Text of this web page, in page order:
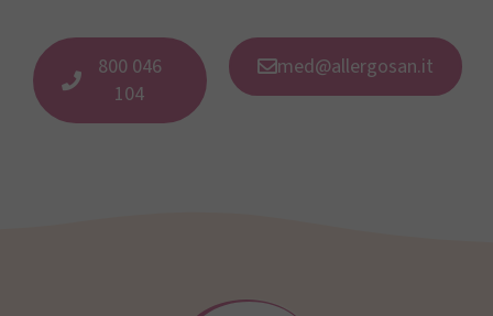
800 046
104
med@allergosan.it